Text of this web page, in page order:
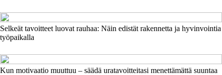
Selkeät tavoitteet luovat rauhaa: Näin edistät rakennetta ja hyvinvointia
työpaikalla
Kun motivaatio muuttuu – säädä uratavoitteitasi menettämättä suuntaa